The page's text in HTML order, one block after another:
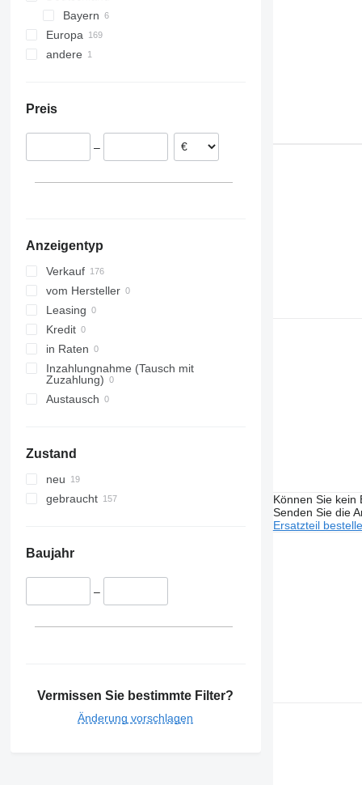
Bayern
Nürnberg
Europa
Rumänien
Portugal
Italien
andere
Preis
–
Anzeigentyp
Verkauf
vom Hersteller
Leasing
Kredit
in Raten
Inzahlungnahme (Tausch mit
Zuzahlung)
Austausch
Zustand
neu
gebraucht
Baujahr
–
Vermissen Sie bestimmte Filter?
Änderung vorschlagen
Können Sie kein
Senden Sie die
Ersatzteil